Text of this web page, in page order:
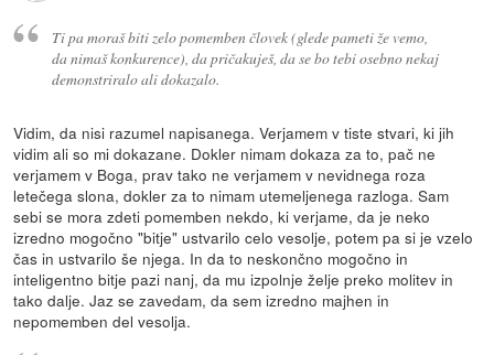
Ti pa moraš biti zelo pomemben človek (glede pameti že vemo,
da nimaš konkurence), da pričakuješ, da se bo tebi osebno nekaj
demonstriralo ali dokazalo.
Vidim, da nisi razumel napisanega. Verjamem v tiste stvari, ki jih
vidim ali so mi dokazane. Dokler nimam dokaza za to, pač ne
verjamem v Boga, prav tako ne verjamem v nevidnega roza
letečega slona, dokler za to nimam utemeljenega razloga. Sam
sebi se mora zdeti pomemben nekdo, ki verjame, da je neko
izredno mogočno "bitje" ustvarilo celo vesolje, potem pa si je vzelo
čas in ustvarilo še njega. In da to neskončno mogočno in
inteligentno bitje pazi nanj, da mu izpolnje želje preko molitev in
tako dalje. Jaz se zavedam, da sem izredno majhen in
nepomemben del vesolja.